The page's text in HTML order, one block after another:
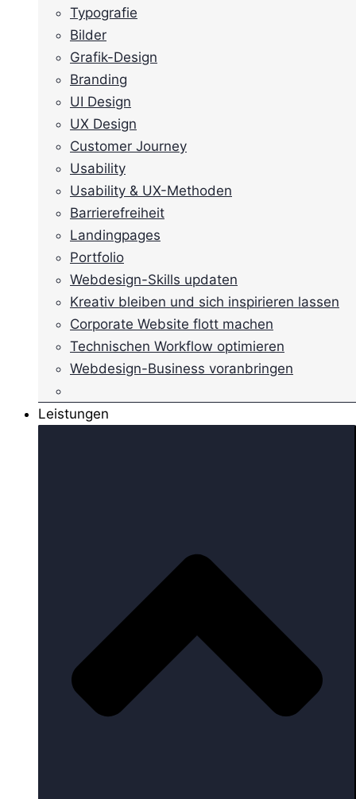
Typografie
Bilder
Grafik-Design
Branding
UI Design
UX Design
Customer Journey
Usability
Usability & UX-Methoden
Barrierefreiheit
Landingpages
Portfolio
Webdesign-Skills updaten
Kreativ bleiben und sich inspirieren lassen
Corporate Website flott machen
Technischen Workflow optimieren
Webdesign-Business voranbringen
Leistungen